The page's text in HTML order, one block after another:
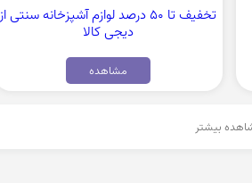
تخفیف تا 50 درصد لوازم آشپزخانه سنتی از
دیجی کالا
مشاهده
بیشتر